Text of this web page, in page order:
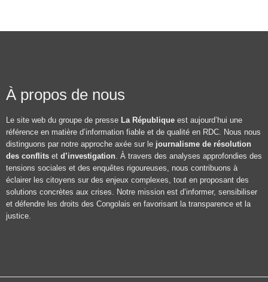
À propos de nous
Le site web du groupe de presse La République est aujourd’hui une
référence en matière d’information fiable et de qualité en RDC. Nous nous
distinguons par notre approche axée sur le journalisme de résolution
des conflits et d’investigation. À travers des analyses approfondies des
tensions sociales et des enquêtes rigoureuses, nous contribuons à
éclairer les citoyens sur des enjeux complexes, tout en proposant des
solutions concrètes aux crises. Notre mission est d’informer, sensibiliser
et défendre les droits des Congolais en favorisant la transparence et la
justice.